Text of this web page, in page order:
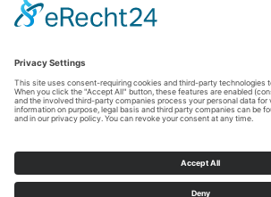
Afdruk|Privacybeleid|Verklaring van
contact met ons op
T: +49 (0) 2974 96980 E: